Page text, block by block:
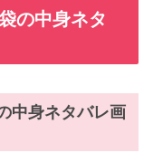
の中身ネタ
中身ネタバレ画